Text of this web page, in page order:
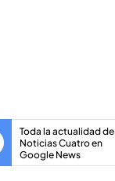
Toda la actualidad de
Noticias Cuatro en
Google News